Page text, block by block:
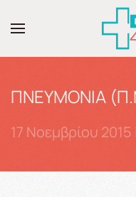
Skip to main
ΠΝΕΥΜΟΝΙΑ
17 Νοεμβρίου 2015